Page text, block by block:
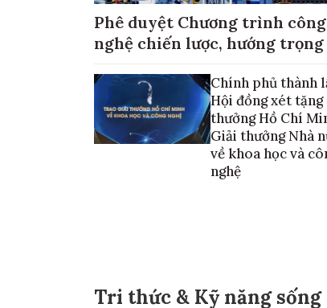
Phê duyệt Chương trình công
nghệ chiến lược, hướng trọng
Chính phủ thành
Hội đồng xét tặng
thưởng Hồ Chí
Giải thưởng Nhà
về khoa học và
nghệ
Tri thức & Kỹ năng sống